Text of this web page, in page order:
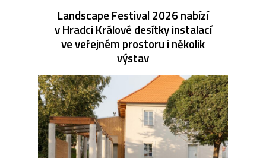
Landscape Festival 2026 nabízí
v Hradci Králové desítky instalací
ve veřejném prostoru i několik
výstav